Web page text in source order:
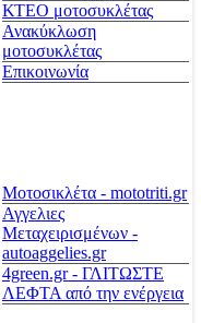
ΚΤΕΟ μοτοσυκλέτας
Ανακύκλωση
μοτοσυκλέτας
Επικοινωνία
Μοτοσικλέτα - mototriti.gr
Αγγελιες
Μεταχειρισμένων -
autoaggelies.gr
4green.gr - ΓΛΙΤΩΣΤΕ
ΛΕΦΤΑ από την ενέργεια